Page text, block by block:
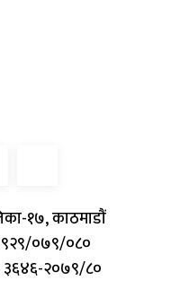
१७, काठमाडौं
०७९/०८०
३६४६-२०७९/८०